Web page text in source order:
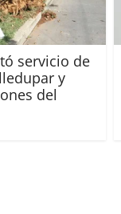
servicio de
y
del